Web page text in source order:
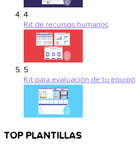
4
Kit de recursos humanos
5
Kit para evaluación de tu equipo
TOP PLANTILLAS